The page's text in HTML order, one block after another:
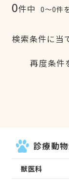
0件中 0〜0件
検索条件に当
再度条件
診療動
獣医科